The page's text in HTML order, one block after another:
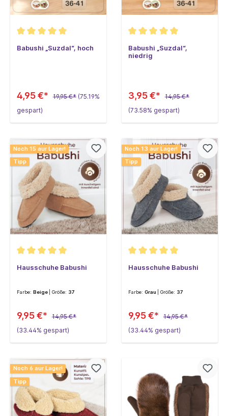
Babushi „Suzdal“, hoch
4,95 €* 19,95 €* (75.19%
gespart)
Babushi „Suzdal“,
niedrig
3,95 €*
14,95 €*
(73.58% gespart)
Noch 15 aur Lager!
Tipp
Hausschuhe Babushi
Farbe: Beige | Größe: 37
9,95 €*
14,95 €*
(33.44% gespart)
Noch 13 aur Lager!
Tipp
Hausschuhe Babushi
Farbe: Grau | Größe: 37
9,95 €*
14,95 €*
(33.44% gespart)
Noch 6 aur Lager!
Tipp